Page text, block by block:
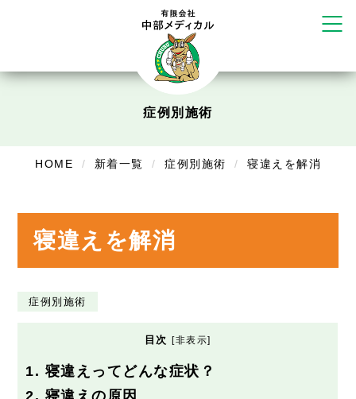
デイサービス
美容
美容鍼・コルギ
採用情報
症例別施術
HOME 新着一覧 症例別施術 寝違えを解消
寝違えを解消
症例別施術
目次 [非表示]
1. 寝違えってどんな症状？